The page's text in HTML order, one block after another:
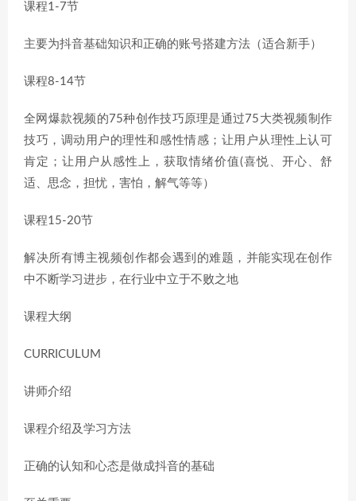
课程1-7节
主要为抖音基础知识和正确的账号搭建方法（适合新手）
课程8-14节
全网爆款视频的75种创作技巧原理是通过75大类视频制作
技巧，调动用户的理性和感性情感；让用户从理性上认可
肯定；让用户从感性上，获取情绪价值(喜悦、开心、舒
适、思念，担忧，害怕，解气等等）
课程15-20节
解决所有博主视频创作都会遇到的难题，并能实现在创作
中不断学习进步，在行业中立于不败之地
课程大纲
CURRICULUM
讲师介绍
课程介绍及学习方法
正确的认知和心态是做成抖音的基础